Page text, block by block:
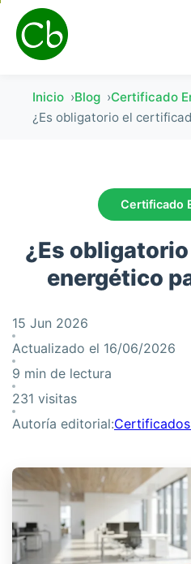
Inicio Blog
Certificado
¿Es obligatorio el
Certificado
¿Es
energético
15 Jun 2026
Actualizado el 16/06/2026
9 min de lectura
231 visitas
Autoría editorial: